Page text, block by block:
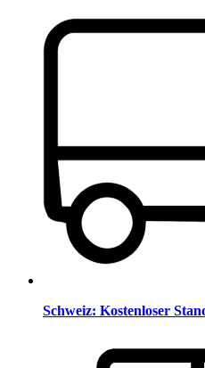
Schweiz: Kostenloser